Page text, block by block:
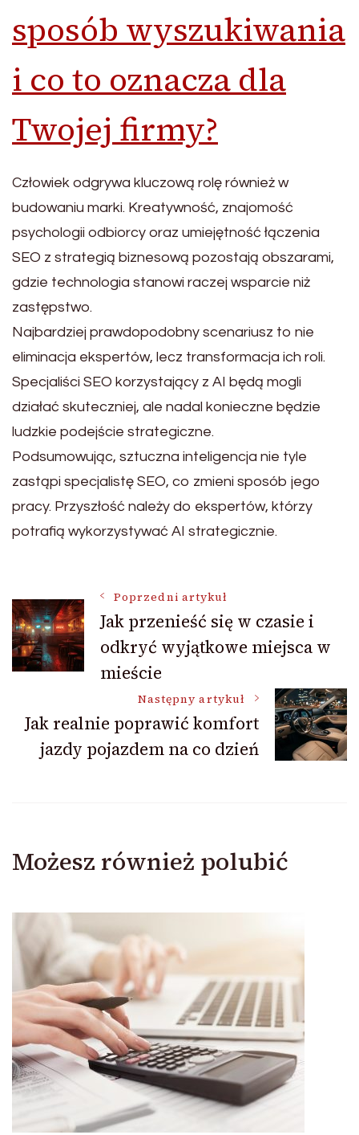
sposób wyszukiwania
i co to oznacza dla
Twojej firmy?
Człowiek odgrywa kluczową rolę również w
budowaniu marki. Kreatywność, znajomość
psychologii odbiorcy oraz umiejętność łączenia
SEO z strategią biznesową pozostają obszarami,
gdzie technologia stanowi raczej wsparcie niż
zastępstwo.
Najbardziej prawdopodobny scenariusz to nie
eliminacja ekspertów, lecz transformacja ich roli.
Specjaliści SEO korzystający z AI będą mogli
działać skuteczniej, ale nadal konieczne będzie
ludzkie podejście strategiczne.
Podsumowując, sztuczna inteligencja nie tyle
zastąpi specjalistę SEO, co zmieni sposób jego
pracy. Przyszłość należy do ekspertów, którzy
potrafią wykorzystywać AI strategicznie.
Nawigacja
wpisu
Poprzedni artykuł
Jak przenieść się w czasie i
odkryć wyjątkowe miejsca w
mieście
Następny artykuł
Jak realnie poprawić komfort
jazdy pojazdem na co dzień
Możesz również polubić